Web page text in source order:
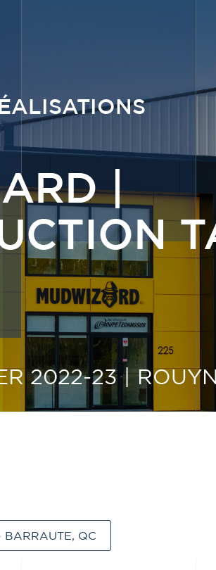
|
2022-23 |
BARRAUTE, QC